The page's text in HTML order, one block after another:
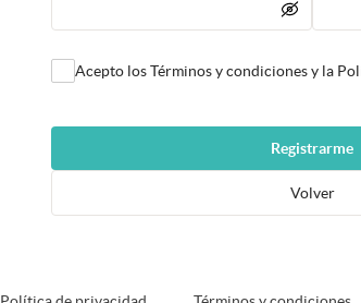
Acepto los Términos y condiciones y la
Registrarme
Volver